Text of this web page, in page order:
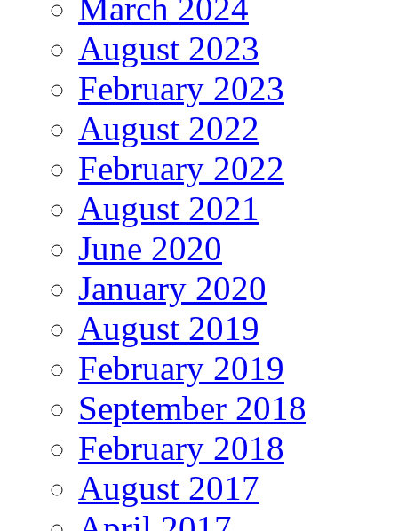
March 2024
August 2023
February 2023
August 2022
February 2022
August 2021
June 2020
January 2020
August 2019
February 2019
September 2018
February 2018
August 2017